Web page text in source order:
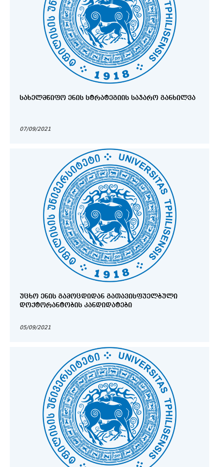
ᲡᲐᲮᲔᲚᲛᲬᲘᲤᲝ ᲔᲜᲘᲡ ᲡᲢᲠᲐᲢᲔᲒᲘᲘᲡ ᲡᲐᲯᲐᲠᲝ ᲒᲐᲜᲮᲘᲚᲕᲐ
07/09/2021
ᲣᲪᲮᲝ ᲔᲜᲘᲡ ᲒᲐᲛᲝᲪᲓᲘᲓᲐᲜ ᲒᲐᲗᲐᲕᲘᲡᲤᲣᲔᲚᲑᲣᲚᲘ
ᲓᲝᲥᲢᲝᲠᲐᲜᲢᲝᲑᲘᲡ ᲙᲐᲜᲓᲘᲓᲐᲢᲔᲑᲘ
05/09/2021